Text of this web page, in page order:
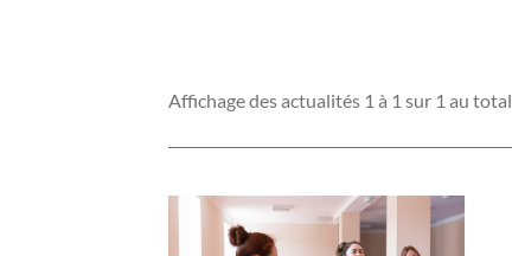
Affichage des actualités 1 à 1 sur 1 au total